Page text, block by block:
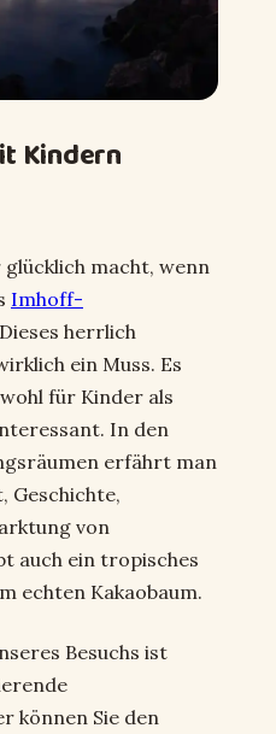
Kindern
glücklich macht, wenn
Imhoff-
herrlich
ein Muss. Es
für Kinder als
In den
erfährt man
Geschichte,
von
auch ein tropisches
echten Kakaobaum.
Besuchs ist
können Sie den